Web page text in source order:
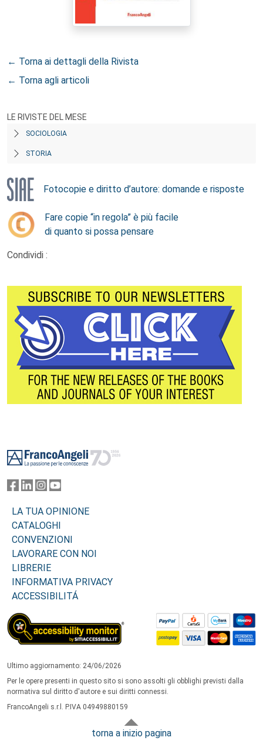
← Torna ai dettagli della Rivista
← Torna agli articoli
LE RIVISTE DEL MESE
SOCIOLOGIA
STORIA
Fotocopie e diritto d’autore: domande e risposte
Fare copie “in regola” è più facile
di quanto si possa pensare
Condividi :
LA TUA OPINIONE
CATALOGHI
CONVENZIONI
LAVORARE CON NOI
LIBRERIE
INFORMATIVA PRIVACY
ACCESSIBILITÁ
Ultimo aggiornamento: 24/06/2026
Per le opere presenti in questo sito si sono assolti gli obblighi previsti dalla
normativa sul diritto d'autore e sui diritti connessi.
FrancoAngeli s.r.l. P.IVA 04949880159
torna a inizio pagina